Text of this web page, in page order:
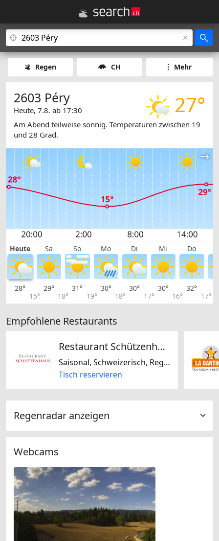
Regen CH Mehr
27°
2603 Péry
Heute, 7.8. ab 17:30
Am Abend teilweise sonnig. Temperaturen zwischen 19
und 28 Grad.
Heute Sa So Mo Di Mi Do
28°
15°
29°
18°
31°
19°
30°
18°
30°
17°
30°
16°
32°
17°
Empfohlene Restaurants
Restaurant Schützenhaus Biel
Saisonal, Schweizerisch, Regional
Tisch reservieren
Regenradar anzeigen
Webcams